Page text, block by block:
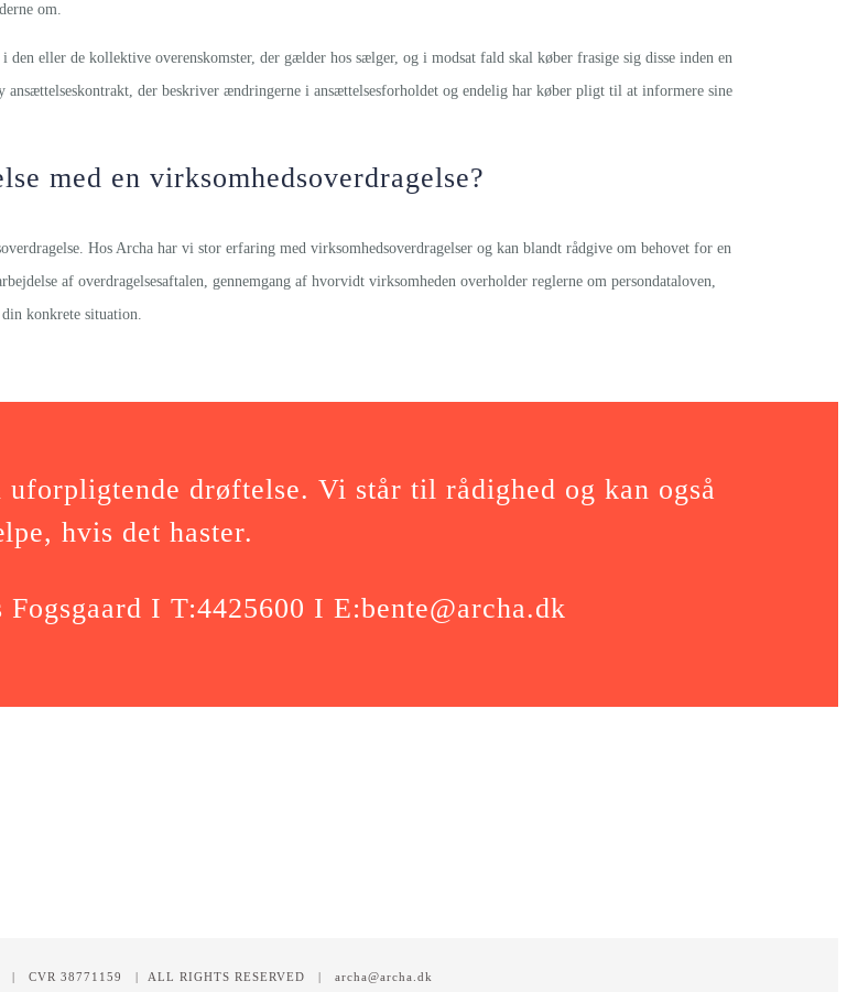
om.
eller de kollektive overenskomster, der gælder hos sælger, og i modsat fald skal køber frasige sig disse inden en
der beskriver ændringerne i ansættelsesforholdet og endelig har køber pligt til at informere sine
med en virksomhedsoverdragelse?
Hos Archa har vi stor erfaring med virksomhedsoverdragelser og kan blandt rådgive om behovet for en
af overdragelsesaftalen, gennemgang af hvorvidt virksomheden overholder reglerne om persondataloven,
konkrete situation.
drøftelse. Vi står til rådighed og kan også
hvis det haster.
I T:4425600 I E:bente@archa.dk
| CVR 38771159 | ALL RIGHTS RESERVED | archa@archa.dk